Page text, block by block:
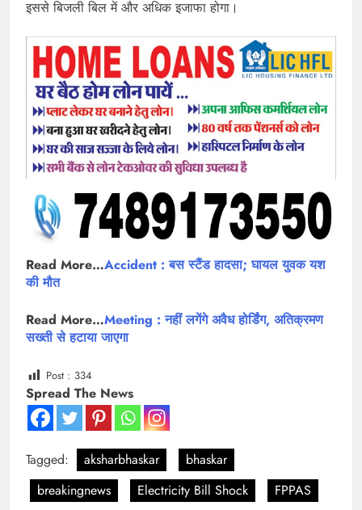
इससे बिजली बिल में और अधिक इजाफा होगा।
Read More…Accident : बस स्टैंड हादसा; घायल युवक यश
की मौत
Read More…Meeting : नहीं लगेंगे अवैध होर्डिंग, अतिक्रमण
सख्ती से हटाया जाएगा
Post : 334
Spread The News
Tagged: aksharbhaskar
bhaskar
breakingnews
Electricity Bill Shock
FPPAS